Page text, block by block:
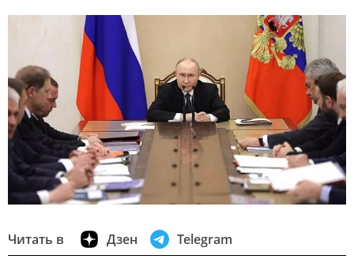
Читать в Дзен Telegram